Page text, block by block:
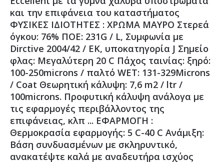
και την επιφάνεια του καταστήματος
ΦΥΣΙΚΕΣ ΙΔΙΟΤΗΤΕΣ : ΧΡΩΜΑ ΜΑΥΡΟ Στερεά
όγκου: 76% ΠΟΕ: 231G / L, Συμφωνία με
Dirctive 2004/42 / ΕΚ, υποκατηγορία J Σημείο
φλας: Μεγαλύτερη 20 C Πάχος ταινίας: ξηρό:
100-250microns / παλτό WET: 131-329Microns
/ Coat Θεωρητική κάλυψη: 7,6 m2 / ltr /
100microns. Προφυτική κάλυψη ανάλογα με
τις εφαρμογές περιβάλλοντος της
επιφάνειας, κλπ ... ΕΦΑΡΜΟΓΗ :
Θερμοκρασία εφαρμογής: 5 C-40 C Ανάμιξη:
Βάση συνδυασμένων με σκληρυντικό,
ανακατέψτε καλά με αναδευτήρα ισχύος